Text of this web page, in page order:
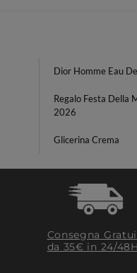
Dior Homme Eau
Regalo Festa Della
2026
Glicerina Crema
Consegna
da 35€​ in 24/48H